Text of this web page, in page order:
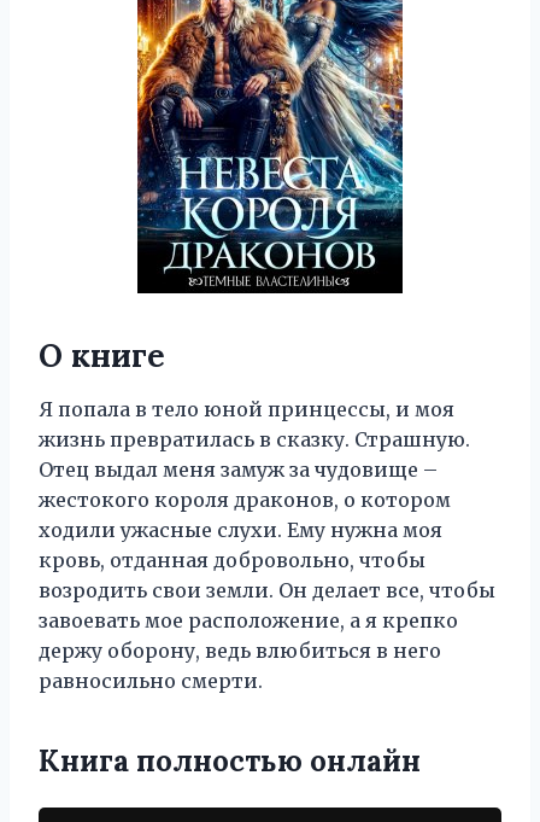
О книге
Я попала в тело юной принцессы, и моя
жизнь превратилась в сказку. Страшную.
Отец выдал меня замуж за чудовище –
жестокого короля драконов, о котором
ходили ужасные слухи. Ему нужна моя
кровь, отданная добровольно, чтобы
возродить свои земли. Он делает все, чтобы
завоевать мое расположение, а я крепко
держу оборону, ведь влюбиться в него
равносильно смерти.
Книга полностью онлайн